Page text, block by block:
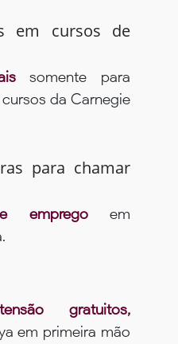
em cursos de
somente para
da Carnegie
para chamar
empregoem
gratuitos,
em primeira mão